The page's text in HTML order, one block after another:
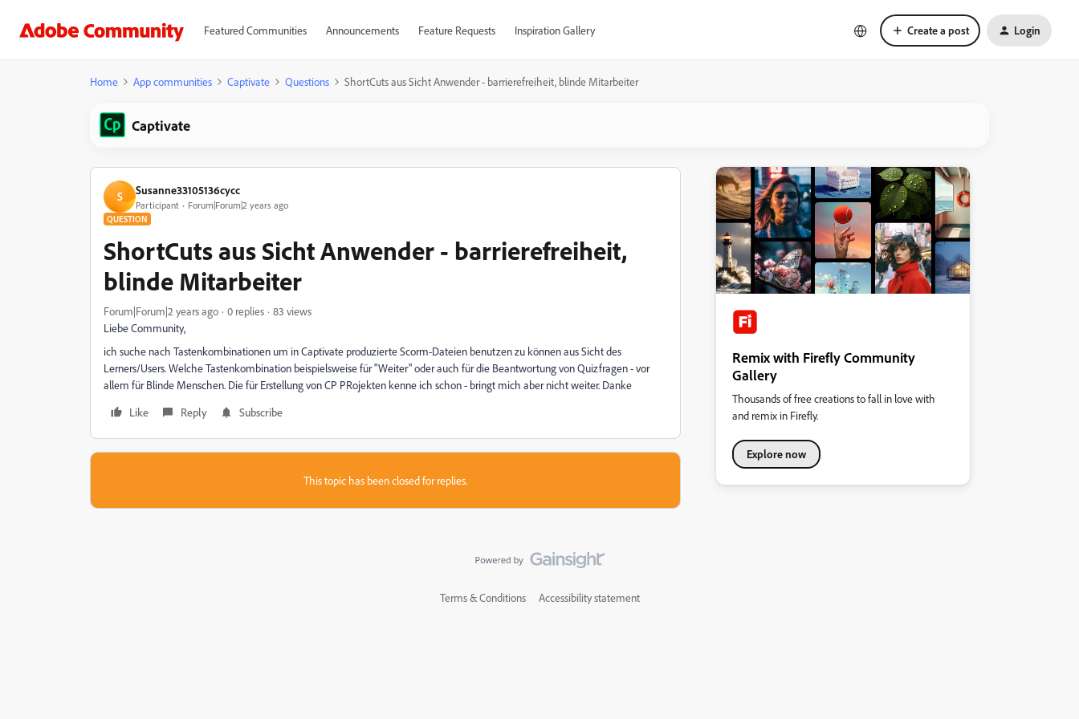
Featured Communities Announcements Feature Requests Inspiration Gallery Create a post Login
Home App communities Captivate Questions ShortCuts aus Sicht Anwender - barrierefreiheit, blinde Mitarbeiter
Captivate
S Susanne33105136cycc
Participant Forum|Forum|2 years ago
QUESTION
ShortCuts aus Sicht Anwender - barrierefreiheit,
blinde Mitarbeiter
Forum|Forum|2 years ago 0 replies
83 views
Liebe Community,
ich suche nach Tastenkombinationen um in Captivate produzierte Scorm-Dateien benutzen zu können aus Sicht des
Lerners/Users. Welche Tastenkombination beispielsweise für "Weiter" oder auch für die Beantwortung von Quizfragen - vor
allem für Blinde Menschen. Die für Erstellung von CP PRojekten kenne ich schon - bringt mich aber nicht weiter. Danke
Like
Reply Subscribe
This topic has been closed for replies.
Remix with Firefly Community
Gallery
Thousands of free creations to fall in love with
and remix in Firefly.
Explore now
Terms & Conditions Accessibility statement